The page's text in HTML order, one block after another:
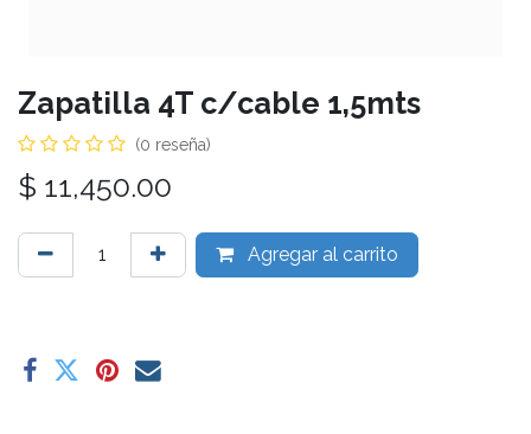
Zapatilla 4T c/cable 1,5mts
(0 reseña)
$ 11,450.00
Agregar al carrito